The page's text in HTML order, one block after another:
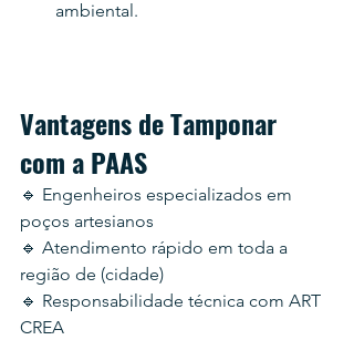
ambiental.
Vantagens de Tamponar
com a PAAS
🔹 Engenheiros especializados em
poços artesianos
🔹 Atendimento rápido em toda a
região de (cidade)
🔹 Responsabilidade técnica com ART
CREA